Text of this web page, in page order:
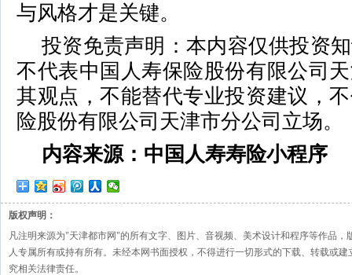
与风格才是关键。
投资免责声明：本内容仅供投资
不代表中国人寿保险股份有限公司
其观点，不能替代专业投资建议，
险股份有限公司天津市分公司立场。
内容来源：中国人寿寿险小程序
版权声明：
凡注明来源为"天津都市网"的所有文字、图片、音视频、美术设计和程序等作品，
人专属所有或持有所有。未经本网书面授权，不得进行一切形式的下载、转载或
究相关法律责任。